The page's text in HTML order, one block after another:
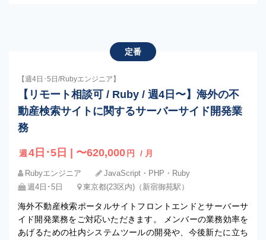
定番
【週4日･5日/Rubyエンジニア】
【リモート相談可 / Ruby / 週4日〜】海外の不
動産検索サイトに関するサーバーサイド開発業
務
週 4日･5日 | 〜620,000 円 / 月
Rubyエンジニア
JavaScript・PHP・Ruby
週4日･5日
東京都(23区内)（新宿御苑駅）
海外不動産検索ポータルサイトフロントエンドとサーバーサ
イド開発業務をご対応いただきます。 メンバーの業務効率を
あげるための社内システムツールの開発や、今後新たに立ち